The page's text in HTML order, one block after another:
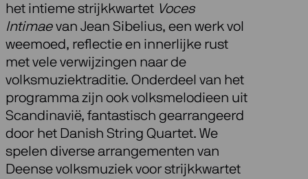
het intieme strijkkwartet Voces
Intimae van Jean Sibelius, een werk vol
weemoed, reflectie en innerlijke rust
met vele verwijzingen naar de
volksmuziektraditie. Onderdeel van het
programma zijn ook volksmelodieen uit
Scandinavië, fantastisch gearrangeerd
door het Danish String Quartet. We
spelen diverse arrangementen van
Deense volksmuziek voor strijkkwartet